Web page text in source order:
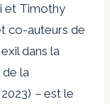
et Timothy
co-auteurs de
dans la
de la
– est le